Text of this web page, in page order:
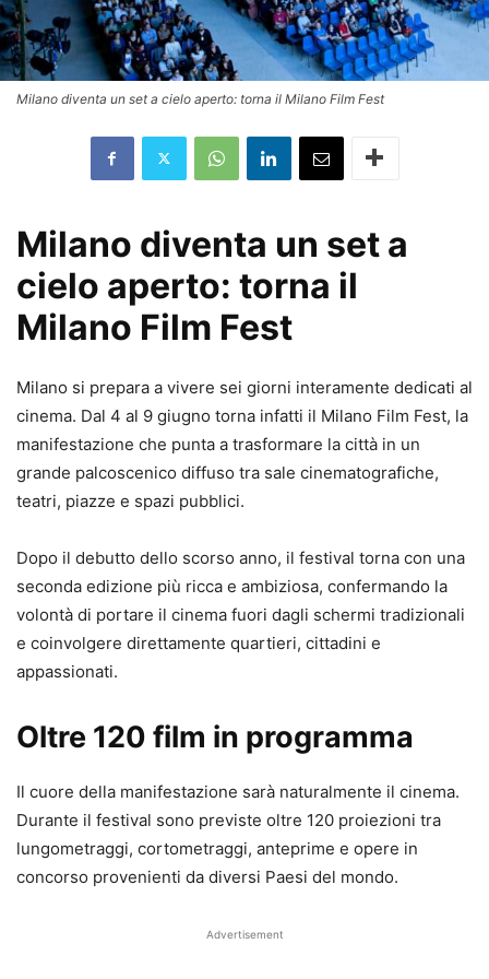
Milano diventa un set a cielo aperto: torna il Milano Film Fest
Milano diventa un set a
cielo aperto: torna il
Milano Film Fest
Milano si prepara a vivere sei giorni interamente dedicati al
cinema. Dal 4 al 9 giugno torna infatti il Milano Film Fest, la
manifestazione che punta a trasformare la città in un
grande palcoscenico diffuso tra sale cinematografiche,
teatri, piazze e spazi pubblici.
Dopo il debutto dello scorso anno, il festival torna con una
seconda edizione più ricca e ambiziosa, confermando la
volontà di portare il cinema fuori dagli schermi tradizionali
e coinvolgere direttamente quartieri, cittadini e
appassionati.
Oltre 120 film in programma
Il cuore della manifestazione sarà naturalmente il cinema.
Durante il festival sono previste oltre 120 proiezioni tra
lungometraggi, cortometraggi, anteprime e opere in
concorso provenienti da diversi Paesi del mondo.
Advertisement